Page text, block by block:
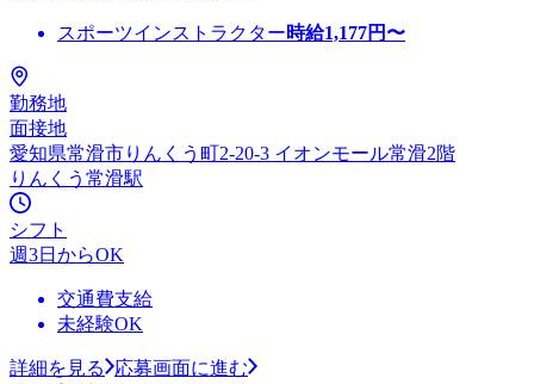
スポーツインストラクター時給1,177円〜
勤務地
面接地
愛知県常滑市りんくう町2-20-3 イオンモール常滑2階
りんくう常滑駅
シフト
週3日からOK
交通費支給
未経験OK
詳細を見る
応募画面に進む